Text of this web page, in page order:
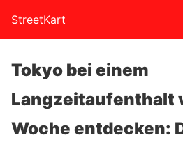
StreetKart
Tokyo bei einem
Langzeitaufenthalt
Woche entdecken: